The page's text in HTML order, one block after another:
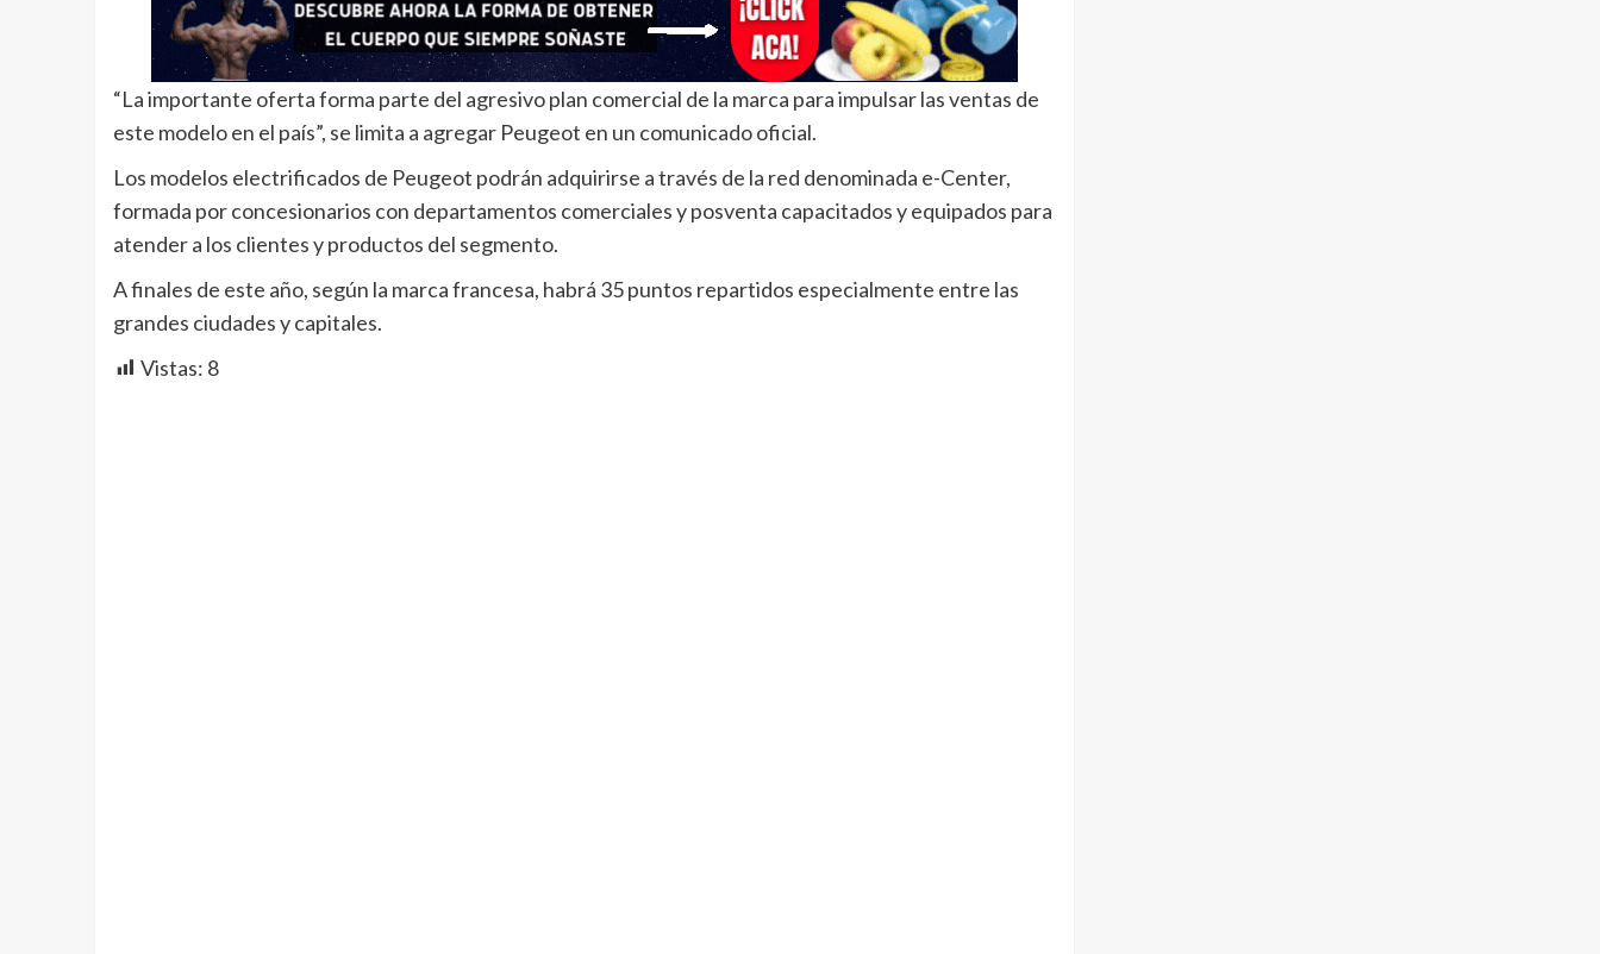
“La importante oferta forma parte del agresivo plan comercial de la marca para impulsar las ventas de
este modelo en el país”, se limita a agregar Peugeot en un comunicado oficial.
Los modelos electrificados de Peugeot podrán adquirirse a través de la red denominada e-Center,
formada por concesionarios con departamentos comerciales y posventa capacitados y equipados para
atender a los clientes y productos del segmento.
A finales de este año, según la marca francesa, habrá 35 puntos repartidos especialmente entre las
grandes ciudades y capitales.
Vistas: 8